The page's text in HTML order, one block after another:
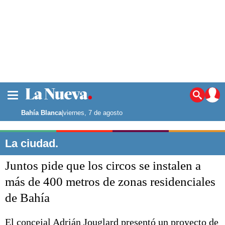
Noticias
La ciudad
Punta Alta
El mundo
Seguridad
Liga del Sur
Bahía Blanca|viernes, 7 de agosto
La ciudad.
Juntos pide que los circos se instalen a
más de 400 metros de zonas residenciales
de Bahía
El concejal Adrián Jouglard presentó un proyecto de